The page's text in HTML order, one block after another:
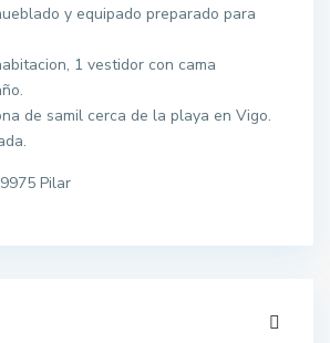
y equipado preparado para
1 vestidor con cama
de samil cerca de la playa en Vigo.
Pilar